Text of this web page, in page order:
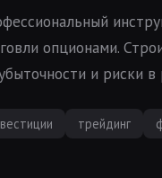
опционами.
и риски
трейдинг